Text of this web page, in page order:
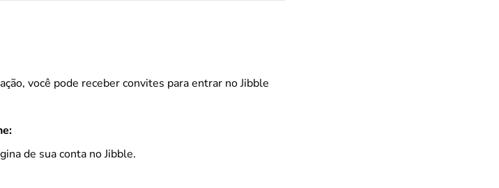
você pode receber convites para entrar no Jibble
de sua conta no Jibble.